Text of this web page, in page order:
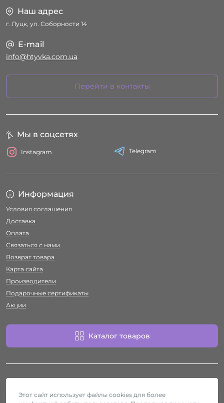
Наш адрес
г. Луцк, ул. Соборности 14
E-mail
info@htyvka.com.ua
Перейти в контакты
Информация
Условия соглашения
Доставка
Оплата
Связаться с нами
Возврат товара
Карта сайта
Производители
Подарочные сертификаты
Акции
Каталог товаров
Мы в соцсетях
Instagram Telegram
Этот сайт использует файлы cookies для более